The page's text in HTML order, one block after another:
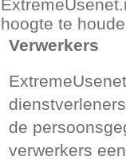
hoogte te
Verwerkers
de
verwerkers